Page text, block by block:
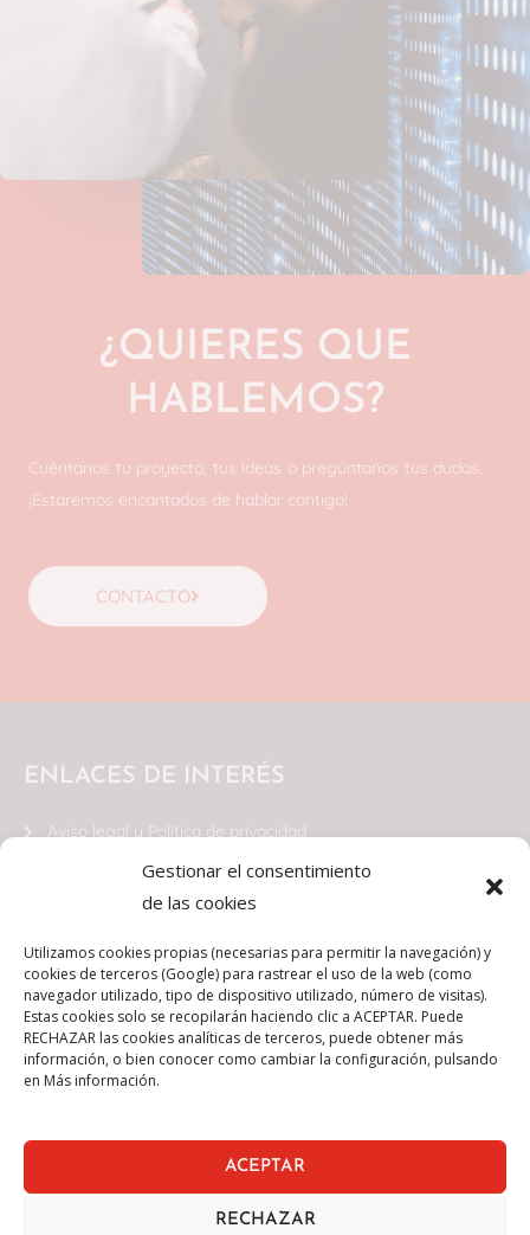
Gestionar el consentimiento
de las cookies
Utilizamos cookies propias (necesarias para permitir la navegación) y
cookies de terceros (Google) para rastrear el uso de la web (como
navegador utilizado, tipo de dispositivo utilizado, número de visitas).
Estas cookies solo se recopilarán haciendo clic a ACEPTAR. Puede
RECHAZAR las cookies analíticas de terceros, puede obtener más
información, o bien conocer como cambiar la configuración, pulsando
en Más información.
ACEPTAR
RECHAZAR
¿QUIERES QUE
HABLEMOS?
Cuéntanos tu proyecto, tus ideas o pregúntanos tus dudas.
¡Estaremos encantados de hablar contigo!
CONTACTO
ENLACES DE INTERÉS
Aviso legal y Política de privacidad
Términos y condiciones
Política de cookies
CONTACTO
Plaza Sagrado Corazón 5
7ª Planta, Dpto. 3
S&M Cloud en LinkedIn